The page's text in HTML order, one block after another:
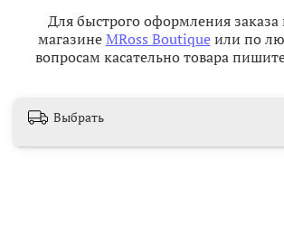
Для быстрого оформления заказа
магазинеMRoss Boutiqueили по
вопросам касательно товара
Выбрать